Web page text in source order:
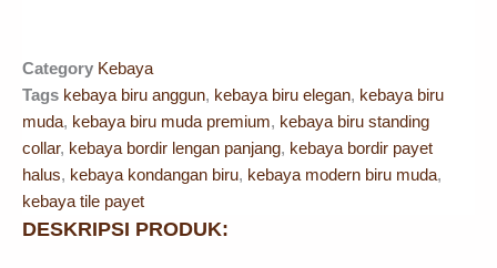
Category Kebaya
Tags kebaya biru anggun, kebaya biru elegan, kebaya biru
muda, kebaya biru muda premium, kebaya biru standing
collar, kebaya bordir lengan panjang, kebaya bordir payet
halus, kebaya kondangan biru, kebaya modern biru muda,
kebaya tile payet
DESKRIPSI PRODUK: